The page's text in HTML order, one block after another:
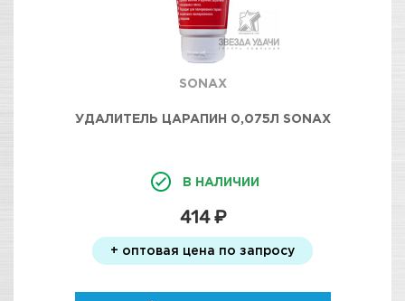
SONAX
УДАЛИТЕЛЬ ЦАРАПИН 0,075Л SONAX
В НАЛИЧИИ
414 ₽
+ оптовая цена по запросу